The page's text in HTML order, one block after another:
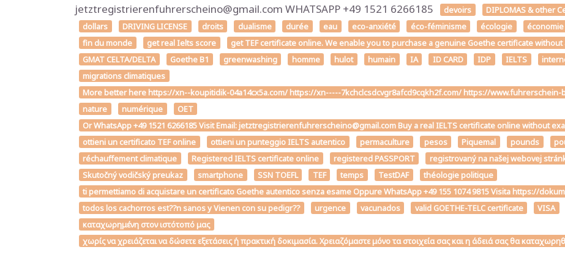
jetztregistrierenfuhrerscheino@gmail.com WHATSAPP +49 1521 6266185
devoirs
DIPLOMAS & other
dollars
DRIVING LICENSE droits dualisme durée eau eco-anxiété éco-féminisme écologie économie
fin du monde
get real Ielts score
get TEF certificate online. We enable you to purchase a genuine Goethe certificate
GMAT CELTA/DELTA
Goethe B1 greenwashing homme hulot humain IA ID CARD IDP IELTS
migrations climatiques
More better here https://xn--koupitidik-04a14cx5a.com/ https://xn-----7kchclcsdcvgr8afcd9cqkh2f.com/ https://
nature
numérique
OET
Or WhatsApp +49 1521 6266185 Visit Email: jetztregistrierenfuhrerscheino@gmail.com Buy a real IELTS certificate online without
ottieni un certificato TEF online
ottieni un punteggio IELTS autentico permaculture pesos Piquemal pounds
réchauffement climatique
Registered IELTS certificate online registered PASSPORT registrovaný na našej webovej
Skutočný vodičský preukaz
smartphone SSN TOEFL TEF temps TestDAF
théologie politique
ti permettiamo di acquistare un certificato Goethe autentico senza esame Oppure WhatsApp +49 155 1074 9815 Visita
todos los cachorros est??n sanos y Vienen con su pedigr??
urgence vacunados valid GOETHE-TELC certificate VISA
καταχωρημένη στον ιστότοπό μας
χωρίς να χρειάζεται να δώσετε εξετάσεις ή πρακτική δοκιμασία. Χρειαζόμαστε μόνο τα στοιχεία σας και η άδειά σας θα